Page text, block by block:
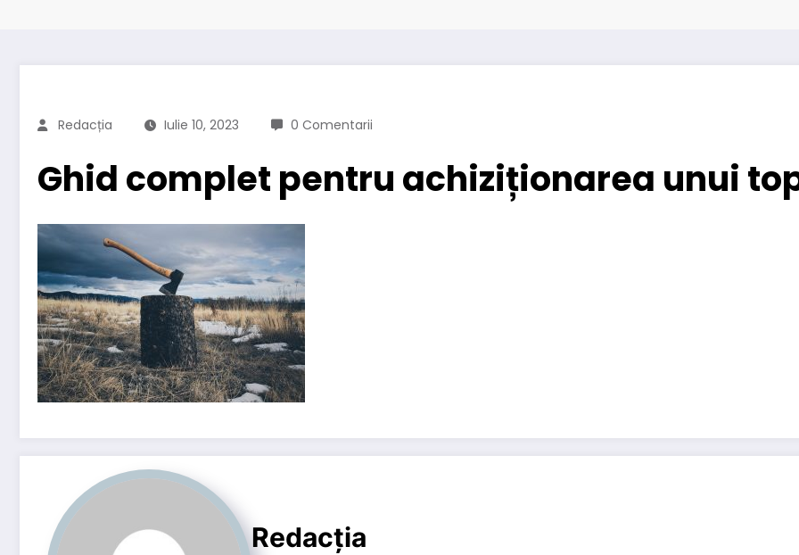
Redacția Iulie 10, 2023 0 Comentarii
Ghid complet pentru achiziționarea unui
Redacția